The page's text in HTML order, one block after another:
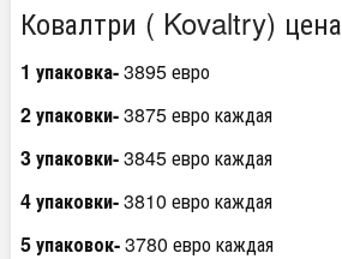
Ковалтри ( Kovaltry) цена
1 упаковка-3895 евро
2 упаковки-3875 евро каждая
3 упаковки-3845 евро каждая
4 упаковки-3810 евро каждая
5 упаковок-3780 евро каждая